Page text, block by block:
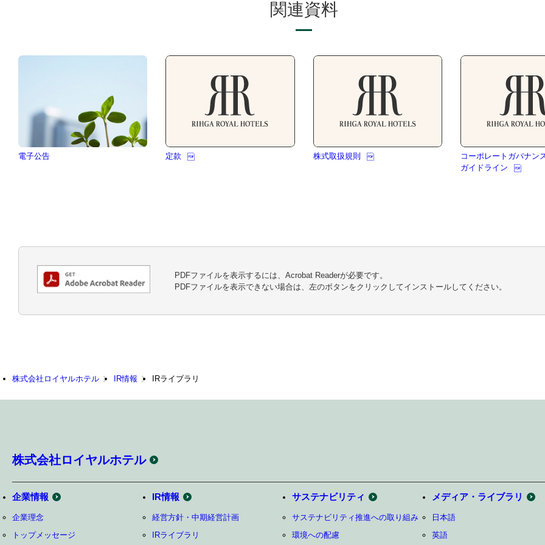
関連資料
電子公告 定款 株式取扱規則
コーポレートガバナン
ガイドライン
PDFファイルを表示するには、Acrobat Readerが必要です。
PDFファイルを表示できない場合は、左のボタンをクリックしてインストールしてください。
株式会社ロイヤルホテル IR情報 IRライブラリ
株式会社ロイヤルホテル
企業情報
企業理念
トップメッセージ
IR情報
経営方針・中期経営計画
IRライブラリ
サステナビリティ
サステナビリティ推進への取り組み
環境への配慮
メディア・ライブラリ
日本語
英語